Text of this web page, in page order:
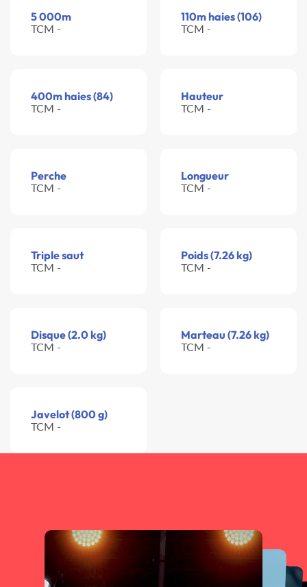
5 000m
TCM -
110m haies (106)
TCM -
400m haies (84)
TCM -
Hauteur
TCM -
Perche
TCM -
Longueur
TCM -
Triple saut
TCM -
Poids (7.26 kg)
TCM -
Disque (2.0 kg)
TCM -
Marteau (7.26 kg)
TCM -
Javelot (800 g)
TCM -